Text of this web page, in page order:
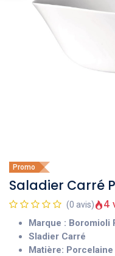
Promo
Saladier Carré
(0 avis) 4
Marque : Boromioli
Sladier Carré
Matière: Porcelaine